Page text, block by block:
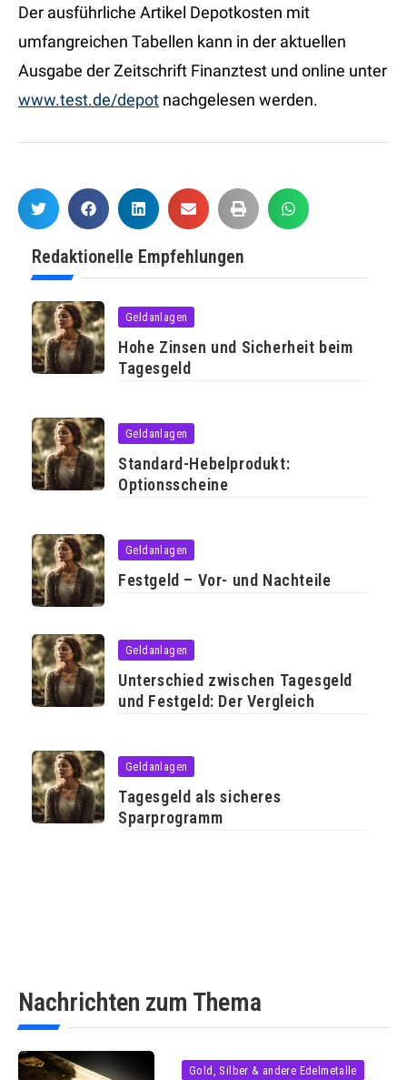
Der ausführliche Artikel Depotkosten mit
umfangreichen Tabellen kann in der aktuellen
Ausgabe der Zeitschrift Finanztest und online unter
www.test.de/depot nachgelesen werden.
Redaktionelle Empfehlungen
Geldanlagen
Hohe Zinsen und Sicherheit beim
Tagesgeld
Geldanlagen
Standard-Hebelprodukt:
Optionsscheine
Geldanlagen
Festgeld – Vor- und Nachteile
Geldanlagen
Unterschied zwischen Tagesgeld
und Festgeld: Der Vergleich
Geldanlagen
Tagesgeld als sicheres
Sparprogramm
Nachrichten zum Thema
Gold, Silber & andere Edelmetalle